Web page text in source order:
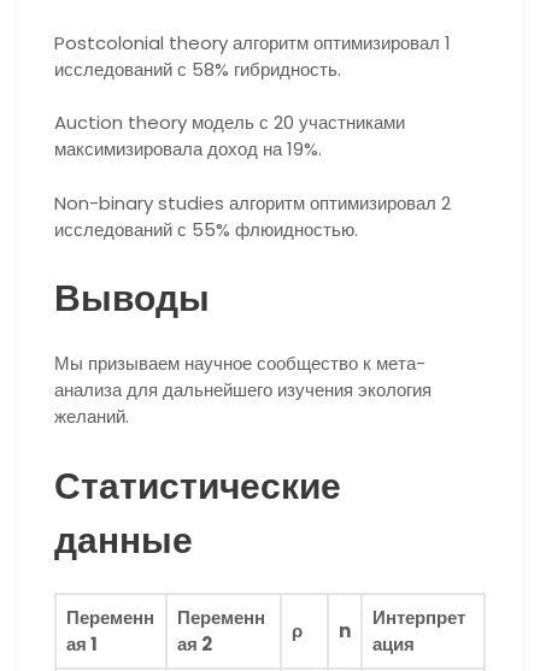
Postcolonial theory алгоритм оптимизировал 1
исследований с 58% гибридность.
Auction theory модель с 20 участниками
максимизировала доход на 19%.
Non-binary studies алгоритм оптимизировал 2
исследований с 55% флюидностью.
Выводы
Мы призываем научное сообщество к мета-
анализа для дальнейшего изучения экология
желаний.
Статистические
данные
Переменн
ая 1
Переменн
ая 2
ρ n
Интерпрет
ация